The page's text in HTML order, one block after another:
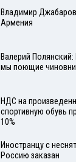
Владимир
Армения
Валерий
мы поющие
НДС на
спортивную обувь
10%
Иностранцу с
Россию заказан